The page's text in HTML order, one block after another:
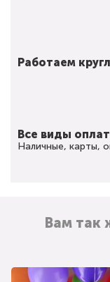
Работаем
Все виды оплат
Наличные, карты,
Вам так